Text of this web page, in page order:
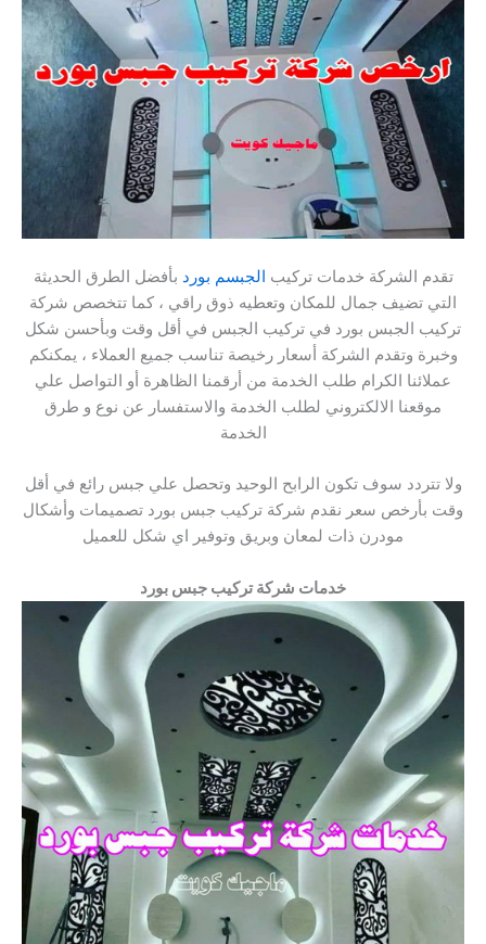
تقدم الشركة خدمات تركيب الجبسم بورد بأفضل الطرق الحديثة
التي تضيف جمال للمكان وتعطيه ذوق راقي ، كما تتخصص شركة
تركيب الجبس بورد في تركيب الجبس في أقل وقت وبأحسن شكل
وخبرة وتقدم الشركة أسعار رخيصة تناسب جميع العملاء ، يمكنكم
عملائنا الكرام طلب الخدمة من أرقمنا الظاهرة أو التواصل علي
موقعنا الالكتروني لطلب الخدمة والاستفسار عن نوع و طرق
الخدمة
ولا تتردد سوف تكون الرابح الوحيد وتحصل علي جبس رائع في أقل
وقت بأرخص سعر نقدم شركة تركيب جبس بورد تصميمات وأشكال
مودرن ذات لمعان وبريق وتوفير اي شكل للعميل
خدمات شركة تركيب جبس بورد